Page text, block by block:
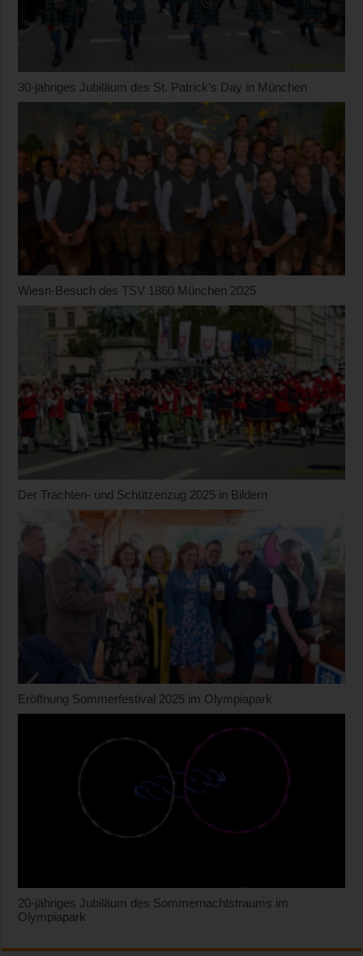
30-jähriges Jubiläum des St. Patrick’s Day in München
Wiesn-Besuch des TSV 1860 München 2025
Der Trachten- und Schützenzug 2025 in Bildern
Eröffnung Sommerfestival 2025 im Olympiapark
20-jähriges Jubiläum des Sommernachtstraums im
Olympiapark